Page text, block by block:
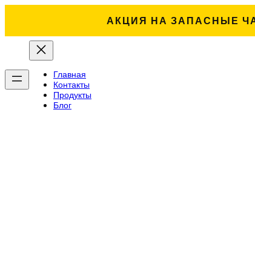
АКЦИЯ НА ЗАПАСНЫЕ
Главная
Контакты
Продукты
Блог